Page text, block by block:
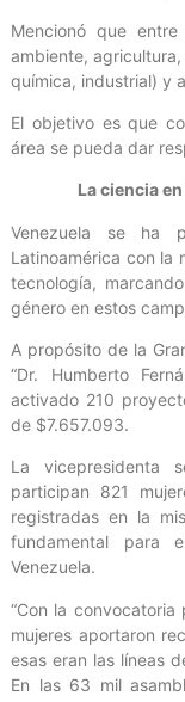
Mencionó que
ambiente,
química, industrial) y
El objetivo es que
área se pueda dar
La ciencia
Venezuela se ha
Latinoamérica con la
tecnología,
género en estos
A propósito de la
“Dr. Humberto
activado 210
de $7.657.093.
La vicepresidenta
participan 821
registradas en la
fundamental para
Venezuela.
“Con la
mujeres aportaron
esas eran las líneas
En las 63 mil